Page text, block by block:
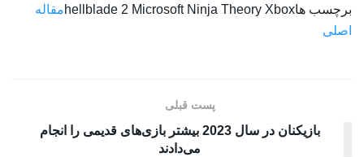
برچسب هاhellblade 2 Microsoft Ninja Theory Xbox
مقاله
اصلی
پست قبلی
بازیکنان در سال 2023 بیشتر بازی‌های قدیمی را انجام
می‌دادند